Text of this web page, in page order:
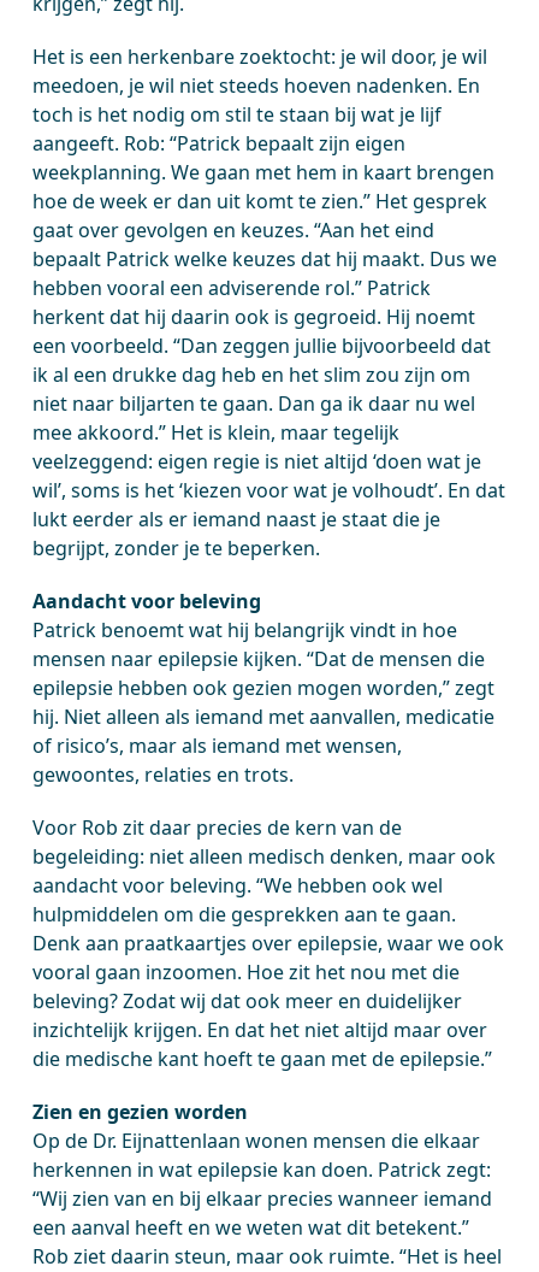
Het is een herkenbare zoektocht: je wil door, je wil
meedoen, je wil niet steeds hoeven nadenken. En
toch is het nodig om stil te staan bij wat je lijf
aangeeft. Rob: “Patrick bepaalt zijn eigen
weekplanning. We gaan met hem in kaart brengen
hoe de week er dan uit komt te zien.” Het gesprek
gaat over gevolgen en keuzes. “Aan het eind
bepaalt Patrick welke keuzes dat hij maakt. Dus we
hebben vooral een adviserende rol.” Patrick
herkent dat hij daarin ook is gegroeid. Hij noemt
een voorbeeld. “Dan zeggen jullie bijvoorbeeld dat
ik al een drukke dag heb en het slim zou zijn om
niet naar biljarten te gaan. Dan ga ik daar nu wel
mee akkoord.” Het is klein, maar tegelijk
veelzeggend: eigen regie is niet altijd ‘doen wat je
wil’, soms is het ‘kiezen voor wat je volhoudt’. En dat
lukt eerder als er iemand naast je staat die je
begrijpt, zonder je te beperken.
Aandacht voor beleving
Patrick benoemt wat hij belangrijk vindt in hoe
mensen naar epilepsie kijken. “Dat de mensen die
epilepsie hebben ook gezien mogen worden,” zegt
hij. Niet alleen als iemand met aanvallen, medicatie
of risico’s, maar als iemand met wensen,
gewoontes, relaties en trots.
Voor Rob zit daar precies de kern van de
begeleiding: niet alleen medisch denken, maar ook
aandacht voor beleving. “We hebben ook wel
hulpmiddelen om die gesprekken aan te gaan.
Denk aan praatkaartjes over epilepsie, waar we ook
vooral gaan inzoomen. Hoe zit het nou met die
beleving? Zodat wij dat ook meer en duidelijker
inzichtelijk krijgen. En dat het niet altijd maar over
die medische kant hoeft te gaan met de epilepsie.”
Zien en gezien worden
Op de Dr. Eijnattenlaan wonen mensen die elkaar
herkennen in wat epilepsie kan doen. Patrick zegt:
“Wij zien van en bij elkaar precies wanneer iemand
een aanval heeft en we weten wat dit betekent.”
Rob ziet daarin steun, maar ook ruimte. “Het is heel